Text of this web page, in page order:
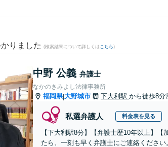
りました (検索結果について詳しくは こちら)
中野 公義 弁護士
なかのきみよし法律事務所
福岡県|大野城市 下大利駅 から徒歩8分
私選弁護人 料金表を見る
【下大利駅8分】【弁護士歴10年以上】
たら、一刻も早く弁護士にご連絡くださ